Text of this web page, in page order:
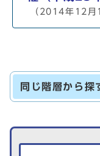
（2014年12月
同じ階層から探
生活情報を